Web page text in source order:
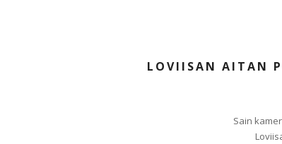
LOVIISAN AITAN
Sain